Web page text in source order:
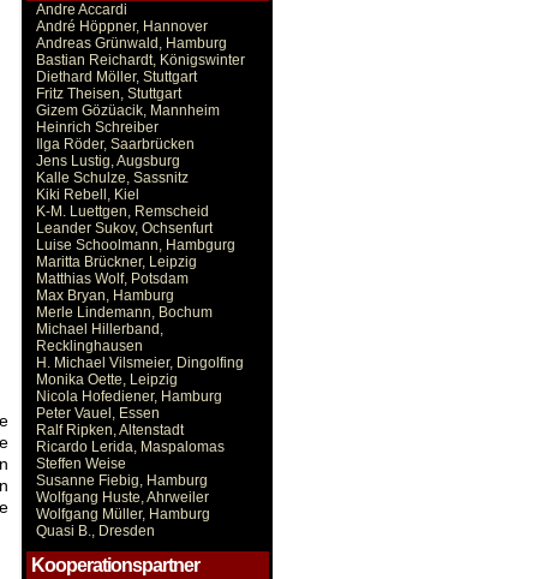
Andre Accardi
André Höppner, Hannover
Andreas Grünwald, Hamburg
Bastian Reichardt, Königswinter
Diethard Möller, Stuttgart
Fritz Theisen, Stuttgart
Gizem Gözüacik, Mannheim
Heinrich Schreiber
Ilga Röder, Saarbrücken
Jens Lustig, Augsburg
Kalle Schulze, Sassnitz
Kiki Rebell, Kiel
K-M. Luettgen, Remscheid
Leander Sukov, Ochsenfurt
Luise Schoolmann, Hambgurg
Maritta Brückner, Leipzig
Matthias Wolf, Potsdam
Max Bryan, Hamburg
Merle Lindemann, Bochum
Michael Hillerband,
Recklinghausen
H. Michael Vilsmeier, Dingolfing
Monika Oette, Leipzig
Nicola Hofediener, Hamburg
Peter Vauel, Essen
Ralf Ripken, Altenstadt
Ricardo Lerida, Maspalomas
Steffen Weise
Susanne Fiebig, Hamburg
Wolfgang Huste, Ahrweiler
Wolfgang Müller, Hamburg
Quasi B., Dresden
Kooperationspartner